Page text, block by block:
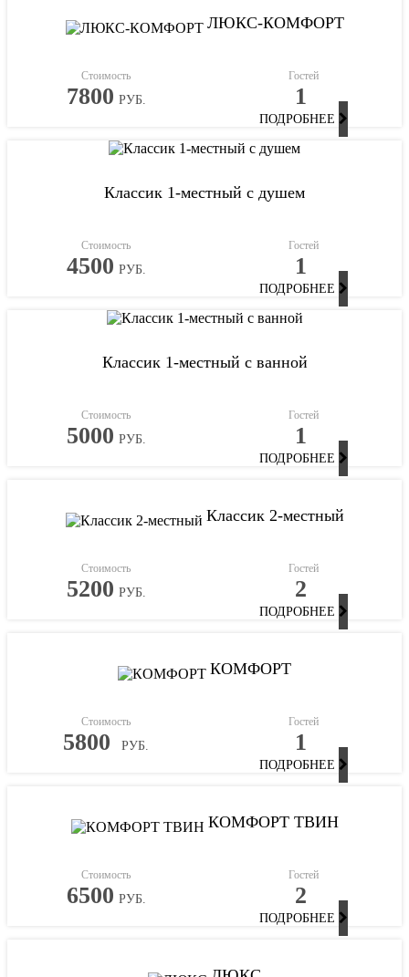
ЛЮКС-КОМФОРТ
Стоимость
7800 РУБ.
Гостей
1
ПОДРОБНЕЕ
Классик 1-местный с душем
Стоимость
4500 РУБ.
Гостей
1
ПОДРОБНЕЕ
Классик 1-местный с ванной
Стоимость
5000 РУБ.
Гостей
1
ПОДРОБНЕЕ
Классик 2-местный
Стоимость
5200 РУБ.
Гостей
2
ПОДРОБНЕЕ
КОМФОРТ
Стоимость
5800 РУБ.
Гостей
1
ПОДРОБНЕЕ
КОМФОРТ ТВИН
Стоимость
6500 РУБ.
Гостей
2
ПОДРОБНЕЕ